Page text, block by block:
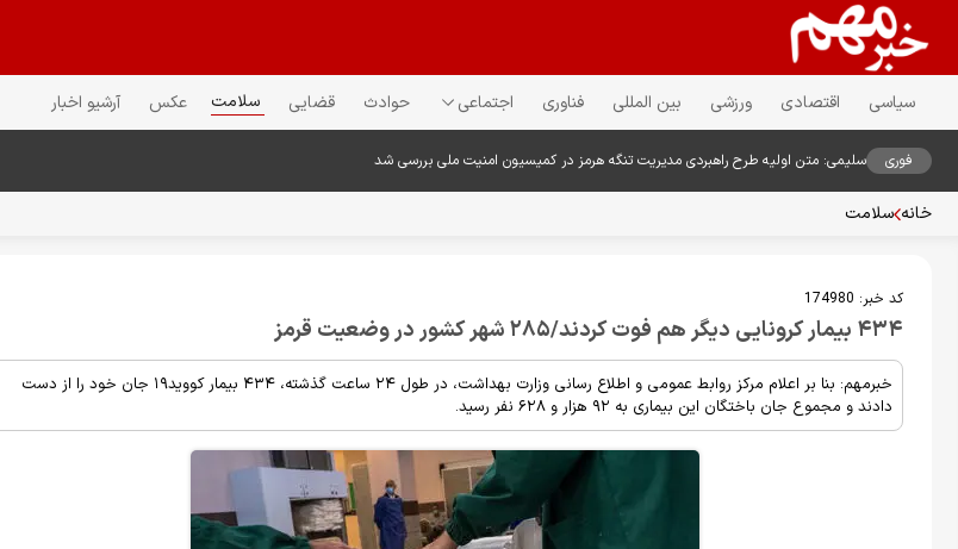
سیاسی اقتصادی ورزشی بین المللی فناوری اجتماعی حوادث قضایی سلامت عکس آرشیو اخبار
فوری سلیمی: متن اولیه طرح راهبردی مدیریت تنگه هرمز در کمیسیون امنیت ملی بررسی شد
خانه سلامت
کد خبر: 174980
۴۳۴ بیمار کرونایی دیگر هم فوت کردند/۲۸۵ شهر کشور در وضعیت قرمز
خبرمهم: بنا بر اعلام مرکز روابط عمومی و اطلاع رسانی وزارت بهداشت، در طول ۲۴ ساعت گذشته، ۴۳۴ بیمار کووید۱۹ جان خود را از دست
دادند و مجموع جان باختگان این بیماری به ۹۲ هزار و ۶۲۸ نفر رسید.